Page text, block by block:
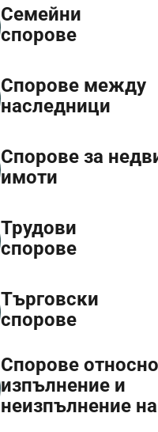
Семейни
спорове
Спорове между
наследници
Спорове за
имоти
Трудови
спорове
Търговски
спорове
Спорове относно
изпълнение и
неизпълнение